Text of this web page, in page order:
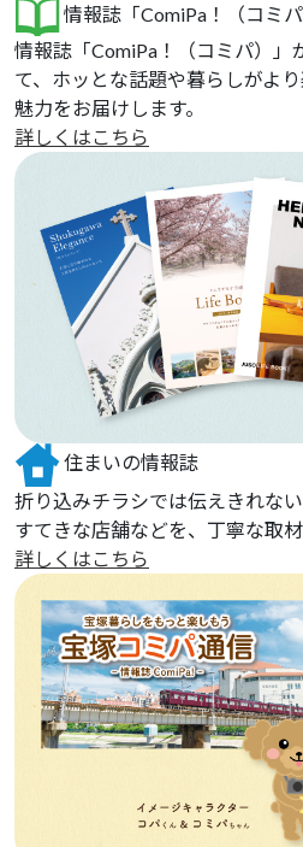
情報誌「ComiPa！（コミパ
情報誌「ComiPa！（コミパ）」
て、ホッとな話題や暮らしがよ
魅力をお届けします。
詳しくはこちら
住まいの情報誌
折り込みチラシでは伝えきれな
すてきな店舗などを、丁寧な取
詳しくはこちら